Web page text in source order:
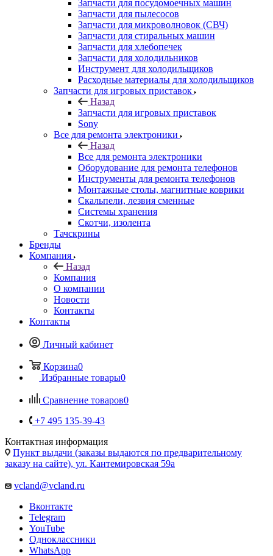
Запчасти для посудомоечных машин
Запчасти для пылесосов
Запчасти для микроволновок (СВЧ)
Запчасти для стиральных машин
Запчасти для хлебопечек
Запчасти для холодильников
Инструмент для холодильщиков
Расходные материалы для холодильщиков
Запчасти для игровых приставок
Назад
Запчасти для игровых приставок
Sony
Все для ремонта электроники
Назад
Все для ремонта электроники
Оборудование для ремонта телефонов
Инструменты для ремонта телефонов
Монтажные столы, магнитные коврики
Скальпели, лезвия сменные
Системы хранения
Скотчи, изолента
Тачскрины
Бренды
Компания
Назад
Компания
О компании
Новости
Контакты
Контакты
Личный кабинет
Корзина0
Избранные товары0
Сравнение товаров0
+7 495 135-39-43
Контактная информация
Пункт выдачи (заказы выдаются по предварительному
заказу на сайте), ул. Кантемировская 59а
vcland@vcland.ru
Вконтакте
Telegram
YouTube
Одноклассники
WhatsApp